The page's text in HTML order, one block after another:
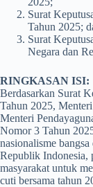
Surat
Tahun 2025;
Surat
Negara dan
RINGKASAN ISI:
Berdasarkan Surat
Tahun 2025,
Menteri
Nomor 3 Tahun
nasionalisme
Republik Indonesia,
masyarakat untuk
cuti bersama tahun